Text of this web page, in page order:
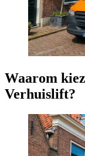
Waarom
Verhuislift?